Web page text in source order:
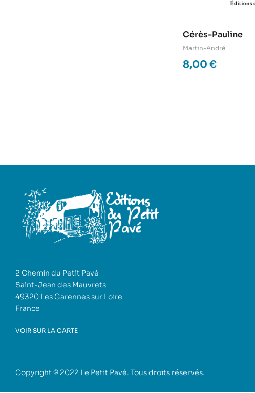
Cérès-Pauline
Martin-André
8,00 €
2 Chemin du Petit Pavé
Saint-Jean des Mauvrets
49320 Les Garennes sur Loire
France
VOIR SUR LA CARTE
Copyright © 2022 Le Petit Pavé. Tous droits réservés.